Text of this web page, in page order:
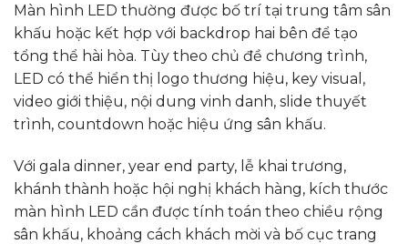
Màn hình LED thường được bố trí tại trung tâm sân
khấu hoặc kết hợp với backdrop hai bên để tạo
tổng thể hài hòa. Tùy theo chủ đề chương trình,
LED có thể hiển thị logo thương hiệu, key visual,
video giới thiệu, nội dung vinh danh, slide thuyết
trình, countdown hoặc hiệu ứng sân khấu.
Với gala dinner, year end party, lễ khai trương,
khánh thành hoặc hội nghị khách hàng, kích thước
màn hình LED cần được tính toán theo chiều rộng
sân khấu, khoảng cách khách mời và bố cục trang